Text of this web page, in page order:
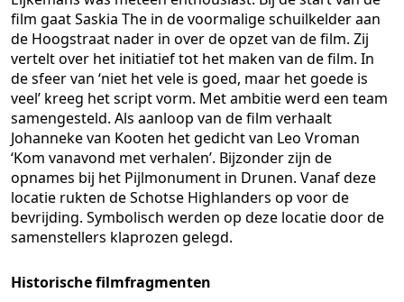
film gaat Saskia The in de voormalige schuilkelder aan
de Hoogstraat nader in over de opzet van de film. Zij
vertelt over het initiatief tot het maken van de film. In
de sfeer van ‘niet het vele is goed, maar het goede is
veel’ kreeg het script vorm. Met ambitie werd een team
samengesteld. Als aanloop van de film verhaalt
Johanneke van Kooten het gedicht van Leo Vroman
‘Kom vanavond met verhalen’. Bijzonder zijn de
opnames bij het Pijlmonument in Drunen. Vanaf deze
locatie rukten de Schotse Highlanders op voor de
bevrijding. Symbolisch werden op deze locatie door de
samenstellers klaprozen gelegd.
Historische filmfragmenten